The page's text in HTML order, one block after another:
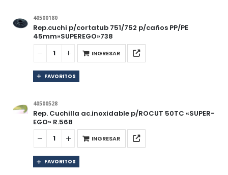
40500180
Rep.cuchi p/cortatub 751/752 p/caños PP/PE
45mm»SUPEREGO»738
INGRESAR
FAVORITOS
40500528
Rep. Cuchilla ac.inoxidable p/ROCUT 50TC «SUPER-
EGO» R.568
INGRESAR
FAVORITOS